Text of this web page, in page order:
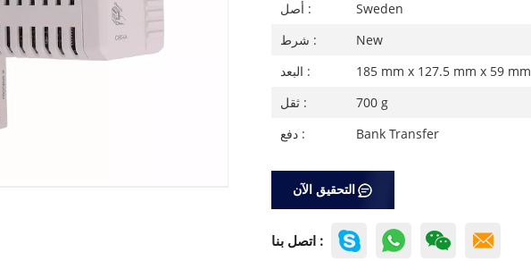
أصل :
Sweden
شرط :
New
البعد :
185 mm x 127.5 mm x 59 mm
ثقل :
700 g
دفع :
Bank Transfer
التحقيق الآن
اتصل بنا :